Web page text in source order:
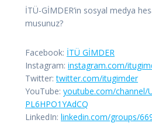
İTÜ-GİMDER’in sosyal medya
musunuz?
Facebook: İTÜ GİMDER
Instagram: instagram.com/
Twitter:twitter.com/itugimder
YouTube: youtube.com/channel/
PL6HPO1YAdCQ
LinkedIn: linkedin.com/groups/